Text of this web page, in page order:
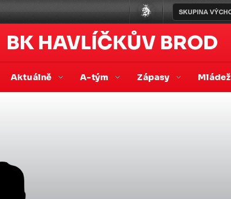
BK HAVLÍČKŮV BROD
Aktuálně A-tým Zápasy Mládež